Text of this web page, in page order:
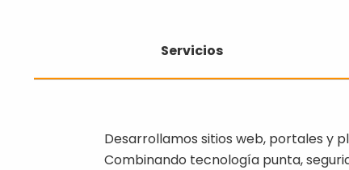
Servicios
Desarrollamos sitios web, portales y
Combinando tecnología punta,